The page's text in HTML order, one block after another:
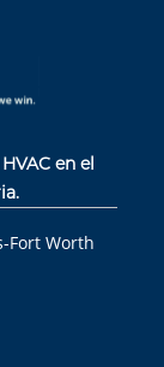
en el
Fort Worth